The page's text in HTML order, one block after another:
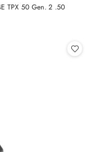
TPX 50 Gen. 2 .50